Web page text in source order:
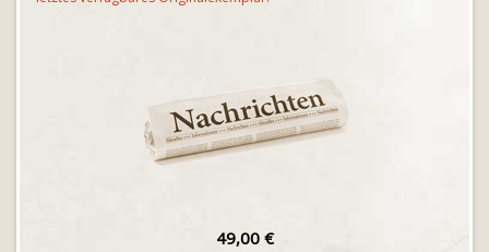
49,00 €